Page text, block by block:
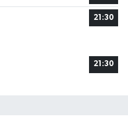
21:30
21:30